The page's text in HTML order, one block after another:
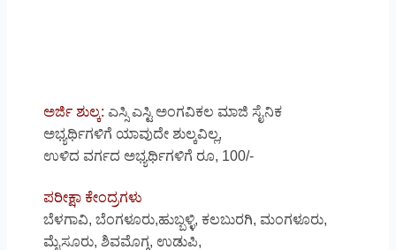
ಅರ್ಜಿ ಶುಲ್ಕ: ಎಸ್ಸಿ ಎಸ್ಟಿ ಅಂಗವಿಕಲ ಮಾಜಿ ಸೈನಿಕ
ಅಭ್ಯರ್ಥಿಗಳಿಗೆ ಯಾವುದೇ ಶುಲ್ಕವಿಲ್ಲ,
ಉಳಿದ ವರ್ಗದ ಅಭ್ಯರ್ಥಿಗಳಿಗೆ ರೂ, 100/-
ಪರೀಕ್ಷಾ ಕೇಂದ್ರಗಳು
ಬೆಳಗಾವಿ, ಬೆಂಗಳೂರು,ಹುಬ್ಬಳ್ಳಿ, ಕಲಬುರಗಿ, ಮಂಗಳೂರು,
ಮೈಸೂರು, ಶಿವಮೊಗ್ಗ, ಉಡುಪಿ,